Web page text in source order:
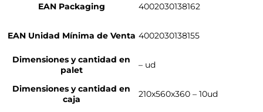
EAN Packaging 4002030138162
EAN Unidad Mínima de Venta 4002030138155
Dimensiones y cantidad en
palet
– ud
Dimensiones y cantidad en
caja
210x560x360 – 10ud